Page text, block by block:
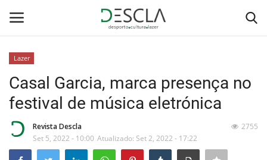
Home
...by Descla
Lazer
Casal Garcia, marca presença no
festival de música eletrónica
Revista Descla
Set 5, 2022 - 10:00 Atualizado: Set 2, 2022 - 17:22
2755